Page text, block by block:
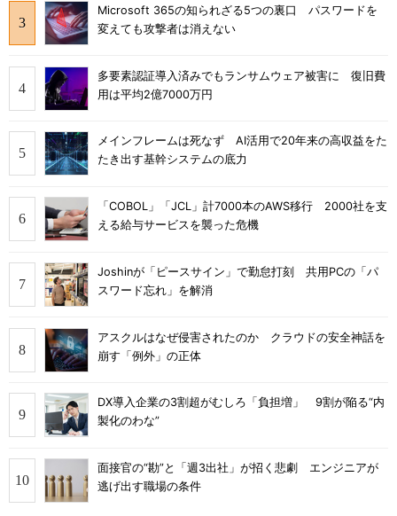
Microsoft 365の知られざる5つの裏口 パスワードを
変えても攻撃者は消えない
多要素認証導入済みでもランサムウェア被害に 復旧費
用は平均2億7000万円
メインフレームは死なず AI活用で20年来の高収益をた
たき出す基幹システムの底力
「COBOL」「JCL」計7000本のAWS移行 2000社を支
える給与サービスを襲った危機
Joshinが「ピースサイン」で勤怠打刻 共用PCの「パ
スワード忘れ」を解消
アスクルはなぜ侵害されたのか クラウドの安全神話を
崩す「例外」の正体
DX導入企業の3割超がむしろ「負担増」 9割が陥る“内
製化のわな”
面接官の“勘”と「週3出社」が招く悲劇 エンジニアが
逃げ出す職場の条件